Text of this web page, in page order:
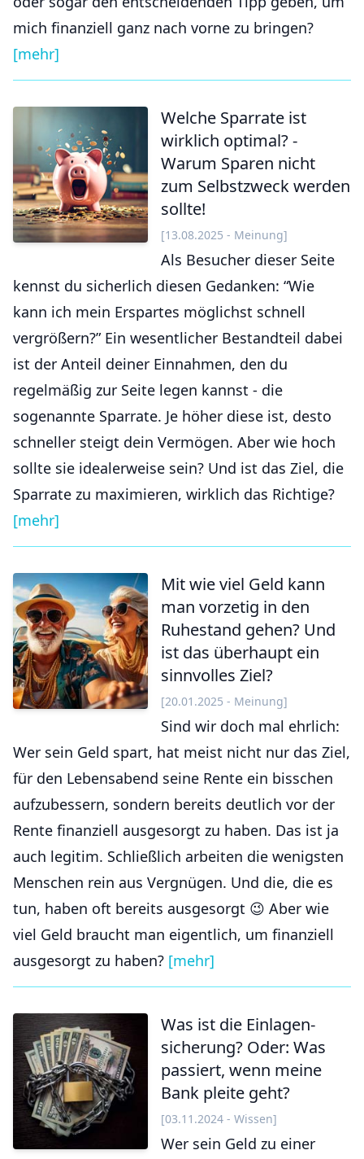
mich finanziell ganz nach vorne zu bringen?
[mehr]
Welche Sparrate ist
wirklich optimal? -
Warum Sparen nicht
zum Selbstzweck werden
sollte!
[13.08.2025 - Meinung]
Als Besucher dieser Seite
kennst du sicherlich diesen Gedanken: “Wie
kann ich mein Erspartes möglichst schnell
vergrößern?” Ein wesentlicher Bestandteil dabei
ist der Anteil deiner Einnahmen, den du
regelmäßig zur Seite legen kannst - die
sogenannte Sparrate. Je höher diese ist, desto
schneller steigt dein Vermögen. Aber wie hoch
sollte sie idealerweise sein? Und ist das Ziel, die
Sparrate zu maximieren, wirklich das Richtige?
[mehr]
Mit wie viel Geld kann
man vor­zetig in den
Ruhe­stand gehen? Und
ist das über­haupt ein
sinn­volles Ziel?
[20.01.2025 - Meinung]
Sind wir doch mal ehrlich:
Wer sein Geld spart, hat meist nicht nur das Ziel,
für den Lebensabend seine Rente ein bisschen
aufzubessern, sondern bereits deutlich vor der
Rente finanziell ausgesorgt zu haben. Das ist ja
auch legitim. Schließlich arbeiten die wenigsten
Menschen rein aus Vergnügen. Und die, die es
tun, haben oft bereits ausgesorgt 😉 Aber wie
viel Geld braucht man eigentlich, um finanziell
ausgesorgt zu haben? [mehr]
Was ist die Einlagen­
sicherung? Oder: Was
passiert, wenn meine
Bank pleite geht?
[03.11.2024 - Wissen]
Wer sein Geld zu einer